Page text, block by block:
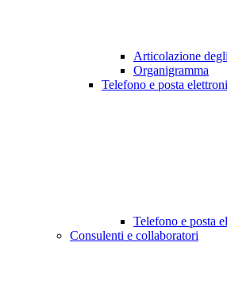
Articolazione
Organigramma
Telefono e posta
Telefono e posta
Consulenti e collaboratori